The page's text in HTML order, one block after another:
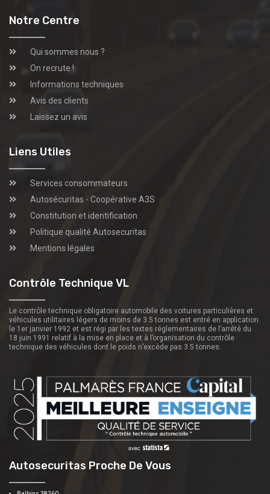
Notre Centre
Qui sommes nous ?
On recrute !
Informations techniques
Avis des clients
Laissez un avis
Liens Utiles
Services consommateurs
Autosécuritas - Coopérative A3S
Constitution et identification
Politique qualité Autosecuritas
Mentions légales
Contrôle Technique VL
Le contrôle technique obligatoire automobile des voitures particulières et
véhicules utilitaires légers de moins de 3.5 tonnes est entré en application
le 1er janvier 1992 et est régi par les textes réglementaires de l’arrêté du
18 juin 1991 relatif à la mise en place et à l’organisation du contrôle
technique des véhicules dont le poids n’excède pas 3.5 tonnes.
Autosecuritas Proche De Vous